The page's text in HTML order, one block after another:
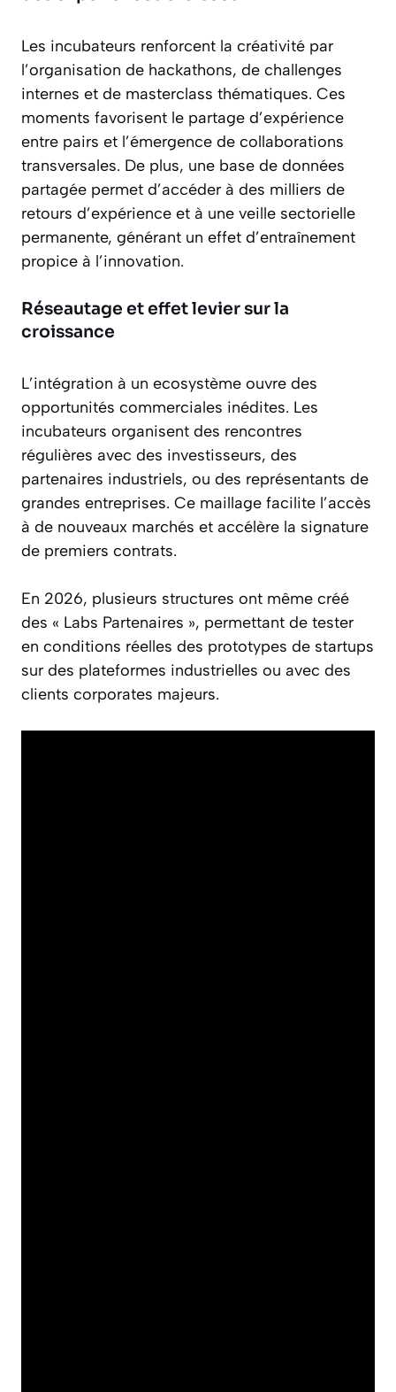
Les incubateurs renforcent la créativité par
l’organisation de hackathons, de challenges
internes et de masterclass thématiques. Ces
moments favorisent le partage d’expérience
entre pairs et l’émergence de collaborations
transversales. De plus, une base de données
partagée permet d’accéder à des milliers de
retours d’expérience et à une veille sectorielle
permanente, générant un effet d’entraînement
propice à l’innovation.
Réseautage et effet levier sur la
croissance
L’intégration à un ecosystème ouvre des
opportunités commerciales inédites. Les
incubateurs organisent des rencontres
régulières avec des investisseurs, des
partenaires industriels, ou des représentants de
grandes entreprises. Ce maillage facilite l’accès
à de nouveaux marchés et accélère la signature
de premiers contrats.
En 2026, plusieurs structures ont même créé
des « Labs Partenaires », permettant de tester
en conditions réelles des prototypes de startups
sur des plateformes industrielles ou avec des
clients corporates majeurs.